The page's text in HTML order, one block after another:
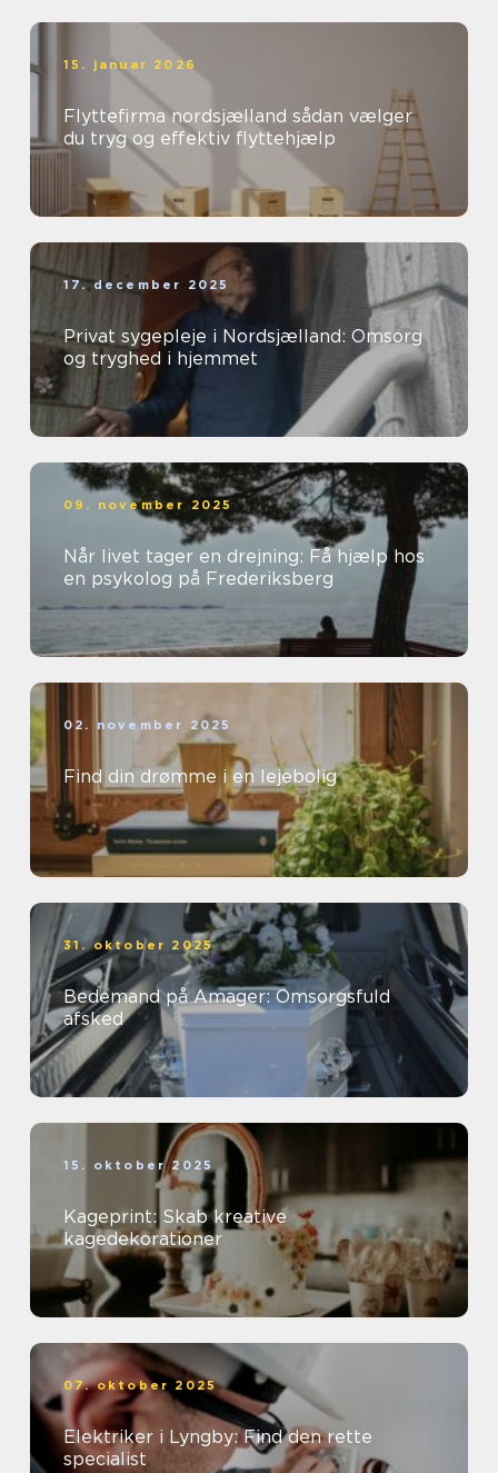
15. januar 2026
Flyttefirma nordsjælland sådan vælger
du tryg og effektiv flyttehjælp
17. december 2025
Privat sygepleje i Nordsjælland: Omsorg
og tryghed i hjemmet
09. november 2025
Når livet tager en drejning: Få hjælp hos
en psykolog på Frederiksberg
02. november 2025
Find din drømme i en lejebolig
31. oktober 2025
Bedemand på Amager: Omsorgsfuld
afsked
15. oktober 2025
Kageprint: Skab kreative
kagedekorationer
07. oktober 2025
Elektriker i Lyngby: Find den rette
specialist